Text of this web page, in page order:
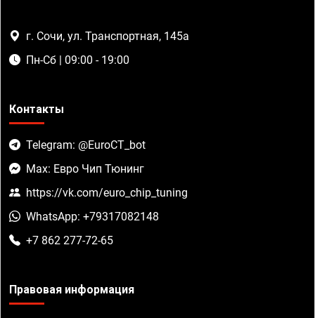
г. Сочи, ул. Транспортная, 145а
Пн-Сб | 09:00 - 19:00
Контакты
Telegram: @EuroCT_bot
Max: Евро Чип Тюнинг
https://vk.com/euro_chip_tuning
WhatsApp: +79317082148
+7 862 277-72-65
Правовая информация